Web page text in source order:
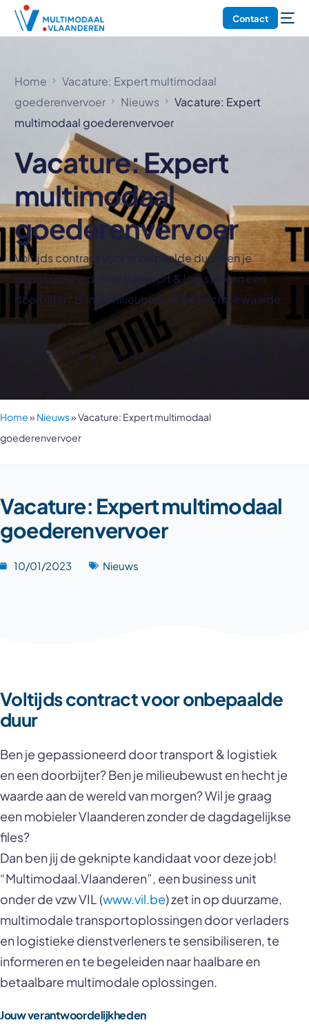
Contact
Home
Vacature: Expert multimodaal
goederenvervoer
Nieuws
Vacature: Expert
multimodaal goederenvervoer
Vacature: Expert
multimodaal
goederenvervoer
Voltijds contract voor onbepaalde duur Ben je
gepassioneerd door transport & logistiek en een
doorbijter? Ben je milieubewust en hecht je waarde
[…]
Kiara Kluttermann 10 Januari 2023
Home»Nieuws»Vacature: Expert multimodaal
goederenvervoer
Vacature: Expert multimodaal
goederenvervoer
10/01/2023 Nieuws
Voltijds contract voor onbepaalde
duur
Ben je gepassioneerd door transport & logistiek
en een doorbijter? Ben je milieubewust en hecht je
waarde aan de wereld van morgen? Wil je graag
een mobieler Vlaanderen zonder de dagdagelijkse
files?
Dan ben jij de geknipte kandidaat voor deze job!
“Multimodaal.Vlaanderen”, een business unit
onder de vzw VIL (www.vil.be) zet in op duurzame,
multimodale transportoplossingen door verladers
en logistieke dienstverleners te sensibiliseren, te
informeren en te begeleiden naar haalbare en
betaalbare multimodale oplossingen.
Jouw verantwoordelijkheden